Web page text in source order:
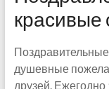
красивые
душевные
друзей.